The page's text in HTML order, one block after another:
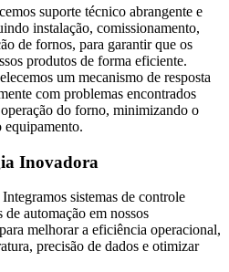
suporte técnico abrangente e
instalação, comissionamento,
de fornos, para garantir que os
produtos de forma eficiente.
um mecanismo de resposta
com problemas encontrados
do forno, minimizando o
equipamento.
Inovadora
sistemas de controle
automação em nossos
melhorar a eficiência operacional,
precisão de dados e otimizar